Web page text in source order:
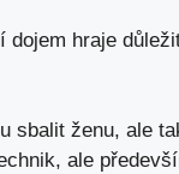
dojem‌ hraje
sbalit ženu, ale
⁣ale